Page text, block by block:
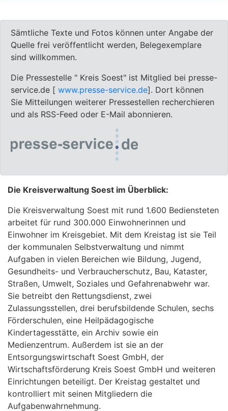
Sämtliche Texte und Fotos können unter Angabe der
Quelle frei veröffentlicht werden, Belegexemplare
sind willkommen.
Die Pressestelle " Kreis Soest" ist Mitglied bei presse-
service.de [ www.presse-service.de]. Dort können
Sie Mitteilungen weiterer Pressestellen recherchieren
und als RSS-Feed oder E-Mail abonnieren.
Die Kreisverwaltung Soest im Überblick:
Die Kreisverwaltung Soest mit rund 1.600 Bediensteten
arbeitet für rund 300.000 Einwohnerinnen und
Einwohner im Kreisgebiet. Mit dem Kreistag ist sie Teil
der kommunalen Selbstverwaltung und nimmt
Aufgaben in vielen Bereichen wie Bildung, Jugend,
Gesundheits- und Verbraucherschutz, Bau, Kataster,
Straßen, Umwelt, Soziales und Gefahrenabwehr war.
Sie betreibt den Rettungsdienst, zwei
Zulassungsstellen, drei berufsbildende Schulen, sechs
Förderschulen, eine Heilpädagogische
Kindertagesstätte, ein Archiv sowie ein
Medienzentrum. Außerdem ist sie an der
Entsorgungswirtschaft Soest GmbH, der
Wirtschaftsförderung Kreis Soest GmbH und weiteren
Einrichtungen beteiligt. Der Kreistag gestaltet und
kontrolliert mit seinen Mitgliedern die
Aufgabenwahrnehmung.